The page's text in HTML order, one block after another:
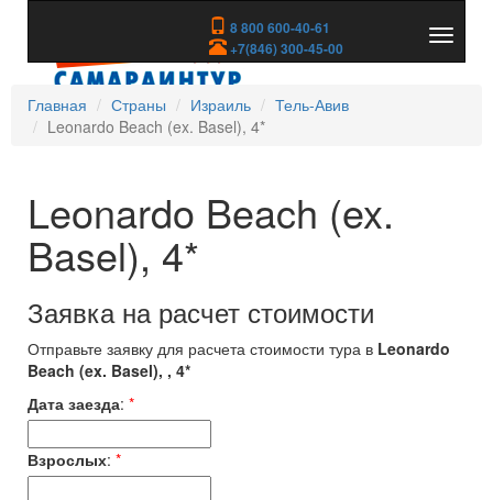
8 800 600-40-61
+7(846) 300-45-00
скрыть
Главная
Страны Израиль
Тель-Авив
Leonardo Beach (ex. Basel), 4*
Leonardo Beach (ex.
Basel), 4*
Заявка на расчет стоимости
Отправьте заявку для расчета стоимости тура в Leonardo
Beach (ex. Basel), , 4*
Дата заезда: *
Взрослых: *